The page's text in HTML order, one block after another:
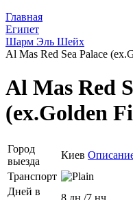
Главная
Египет
Шарм Эль Шейх
Al Mas Red Sea Palace
Al Mas Red
(ex.Golden
Город
выезда
Киев
Транспорт
Дней в
8 дн./7 нч.